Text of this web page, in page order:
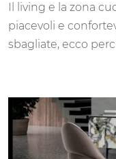
Il living e la zona
piacevoli e
sbagliate, ecco